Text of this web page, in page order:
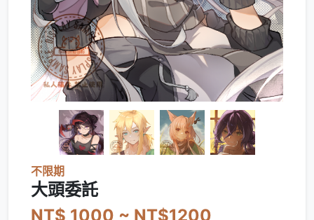
不限期
大頭委託
NT$ 1000 ~ NT$1200